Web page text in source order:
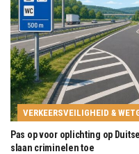
VERKEERSVEILIGHEID &
Pas op voor oplichting op
slaan criminelen toe